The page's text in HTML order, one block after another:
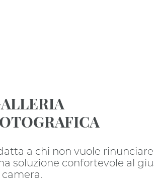
a chi non vuole
soluzione confortevole al